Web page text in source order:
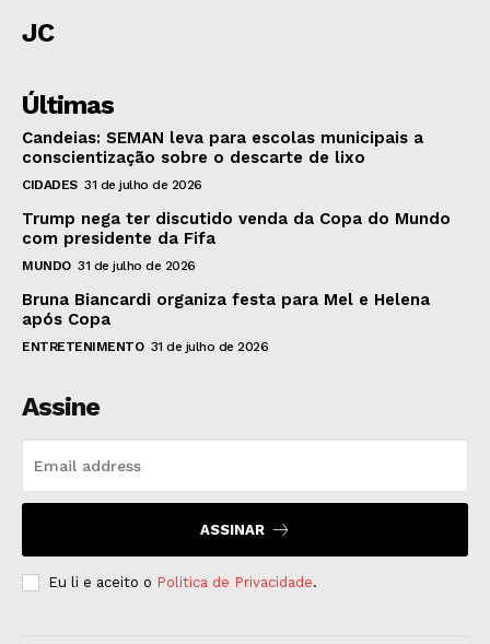
JC
Últimas
Candeias: SEMAN leva para escolas municipais a
conscientização sobre o descarte de lixo
CIDADES 31 de julho de 2026
Trump nega ter discutido venda da Copa do Mundo
com presidente da Fifa
MUNDO 31 de julho de 2026
Bruna Biancardi organiza festa para Mel e Helena
após Copa
ENTRETENIMENTO 31 de julho de 2026
Assine
ASSINAR
Eu li e aceito o Politica de Privacidade.